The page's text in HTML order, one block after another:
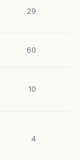
29
60
10
4